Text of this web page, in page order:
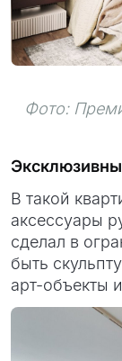
Фото:
В такой
аксессуары
сделал в
быть
арт-объекты